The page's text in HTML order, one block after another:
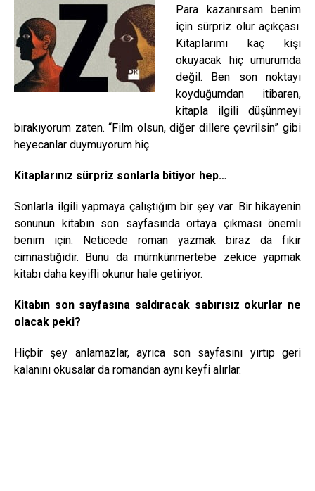
Para kazanırsam benim
için sürpriz olur açıkçası.
Kitaplarımı kaç kişi
okuyacak hiç umurumda
değil. Ben son noktayı
koyduğumdan itibaren,
kitapla ilgili düşünmeyi
bırakıyorum zaten. “Film olsun, diğer dillere çevrilsin” gibi
heyecanlar duymuyorum hiç.
Kitaplarınız sürpriz sonlarla bitiyor hep…
Sonlarla ilgili yapmaya çalıştığım bir şey var. Bir hikayenin
sonunun kitabın son sayfasında ortaya çıkması önemli
benim için. Neticede roman yazmak biraz da fikir
cimnastiğidir. Bunu da mümkünmertebe zekice yapmak
kitabı daha keyifli okunur hale getiriyor.
Kitabın son sayfasına saldıracak sabırısız okurlar ne
olacak peki?
Hiçbir şey anlamazlar, ayrıca son sayfasını yırtıp geri
kalanını okusalar da romandan aynı keyfi alırlar.